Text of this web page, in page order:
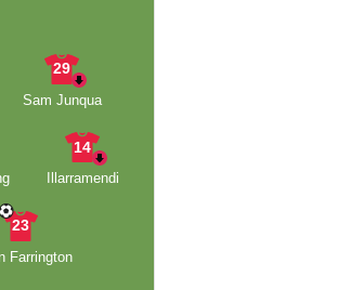
29
Sam Junqua
14
Illarramendi
23
Farrington